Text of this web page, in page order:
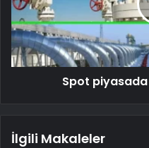
Spot
İlgili Makaleler